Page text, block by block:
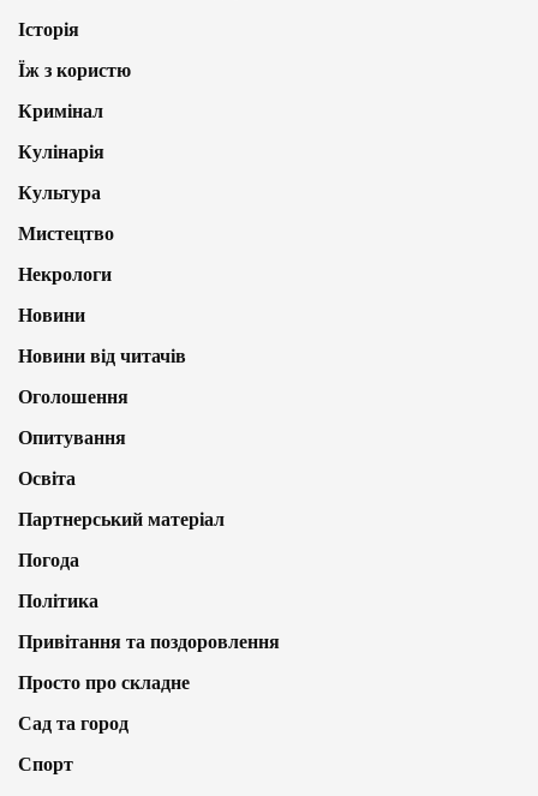
Історія
Їж з користю
Кримінал
Кулінарія
Культура
Мистецтво
Некрологи
Новини
Новини від читачів
Оголошення
Опитування
Освіта
Партнерський матеріал
Погода
Політика
Привітання та поздоровлення
Просто про складне
Сад та город
Спорт